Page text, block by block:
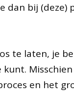
dan bij (deze)
te laten, je
en het